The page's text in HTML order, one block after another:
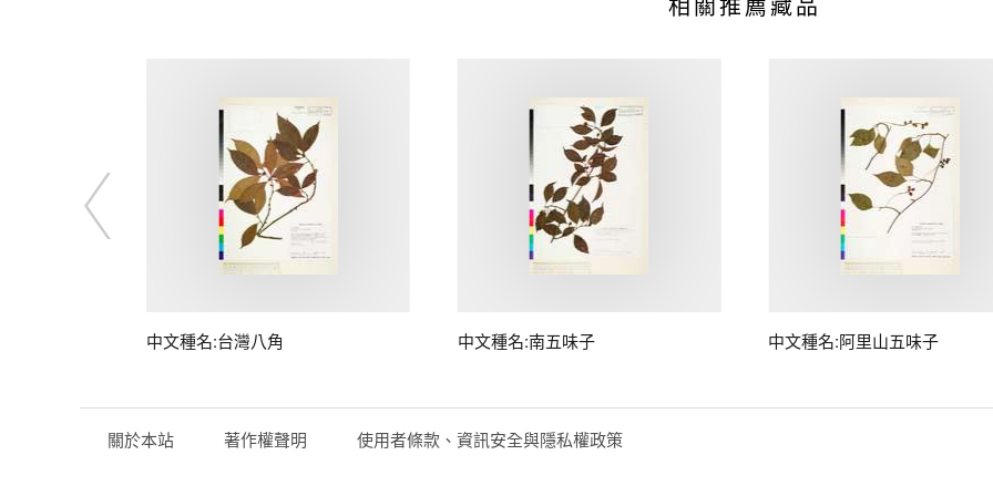
中文種名:台灣八角 中文種名:南五味子 中文種名:阿里山五味子
關於本站 著作權聲明 使用者條款、資訊安全與隱私權政策